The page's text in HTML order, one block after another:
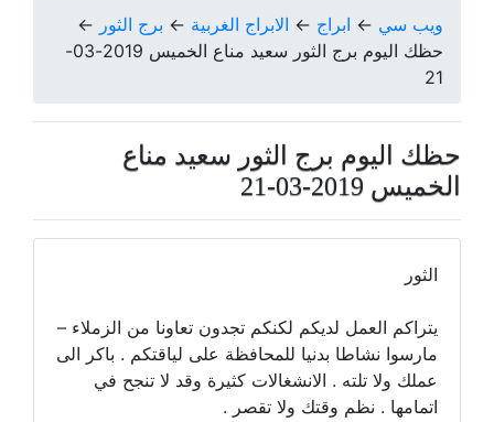
ويب سي ← ابراج ← الابراج الغربية ← برج الثور ←
حظك اليوم برج الثور سعيد مناع الخميس 2019-03-
21
حظك اليوم برج الثور سعيد مناع
الخميس 2019-03-21
الثور
يتراكم العمل لديكم لكنكم تجدون تعاونا من الزملاء –
مارسوا نشاطا بدنيا للمحافظة على لياقتكم . باكر الى
عملك ولا تلته . الانشغالات كثيرة وقد لا تنجح في
اتمامها . نظم وقتك ولا تقصر .